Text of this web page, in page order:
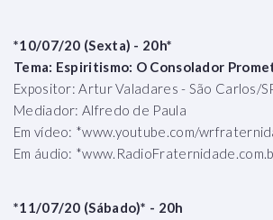
*10/07/20 (Sexta) - 20h*
Tema: Espiritismo: O Consolador
Expositor: Artur Valadares - São Carlos/
Mediador: Alfredo de Paula
Em vídeo: *www.youtube.com/
Em áudio:
*11/07/20 (Sábado)* - 20h